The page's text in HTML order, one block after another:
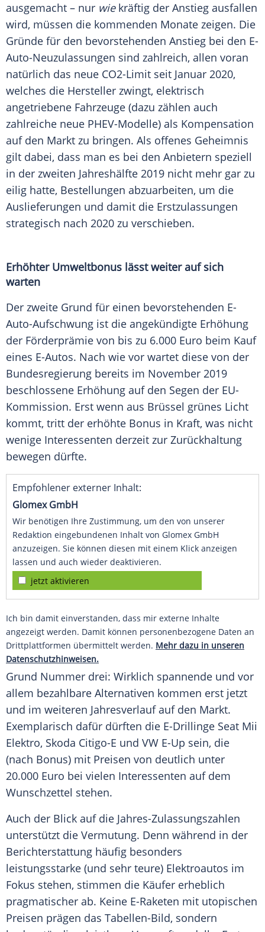
ausgemacht – nur wiekräftig der Anstieg ausfallen
wird, müssen die kommenden Monate zeigen. Die
Gründe für den bevorstehenden Anstieg bei den E-
Auto-Neuzulassungen sind zahlreich, allen voran
natürlich das neue CO2-Limit seit Januar 2020,
welches die Hersteller zwingt, elektrisch
angetriebene Fahrzeuge (dazu zählen auch
zahlreiche neue PHEV-Modelle) als Kompensation
auf den Markt zu bringen. Als offenes Geheimnis
gilt dabei, dass man es bei den Anbietern speziell
in der zweiten Jahreshälfte 2019 nicht mehr gar zu
eilig hatte, Bestellungen abzuarbeiten, um die
Auslieferungen und damit die Erstzulassungen
strategisch nach 2020 zu verschieben.
Erhöhter Umweltbonus lässt weiter auf sich
warten
Der zweite Grund für einen bevorstehenden E-
Auto-Aufschwung ist die angekündigte Erhöhung
der Förderprämie von bis zu 6.000 Euro beim Kauf
eines E-Autos. Nach wie vor wartet diese von der
Bundesregierung bereits im November 2019
beschlossene Erhöhung auf den Segen der EU-
Kommission. Erst wenn aus Brüssel grünes Licht
kommt, tritt der erhöhte Bonus in Kraft, was nicht
wenige Interessenten derzeit zur Zurückhaltung
bewegen dürfte.
Empfohlener externer Inhalt:
Glomex GmbH
Wir benötigen Ihre Zustimmung, um den von unserer
Redaktion eingebundenen Inhalt von Glomex GmbH
anzuzeigen. Sie können diesen mit einem Klick anzeigen
lassen und auch wieder deaktivieren.
jetzt aktivieren
Ich bin damit einverstanden, dass mir externe Inhalte
angezeigt werden. Damit können personenbezogene Daten an
Drittplattformen übermittelt werden. Mehr dazu in unseren
Datenschutzhinweisen.
Grund Nummer drei: Wirklich spannende und vor
allem bezahlbare Alternativen kommen erst jetzt
und im weiteren Jahresverlauf auf den Markt.
Exemplarisch dafür dürften die E-Drillinge Seat Mii
Elektro, Skoda Citigo-E und VW E-Up sein, die
(nach Bonus) mit Preisen von deutlich unter
20.000 Euro bei vielen Interessenten auf dem
Wunschzettel stehen.
Auch der Blick auf die Jahres-Zulassungszahlen
unterstützt die Vermutung. Denn während in der
Berichterstattung häufig besonders
leistungsstarke (und sehr teure) Elektroautos im
Fokus stehen, stimmen die Käufer erheblich
pragmatischer ab. Keine E-Raketen mit utopischen
Preisen prägen das Tabellen-Bild, sondern